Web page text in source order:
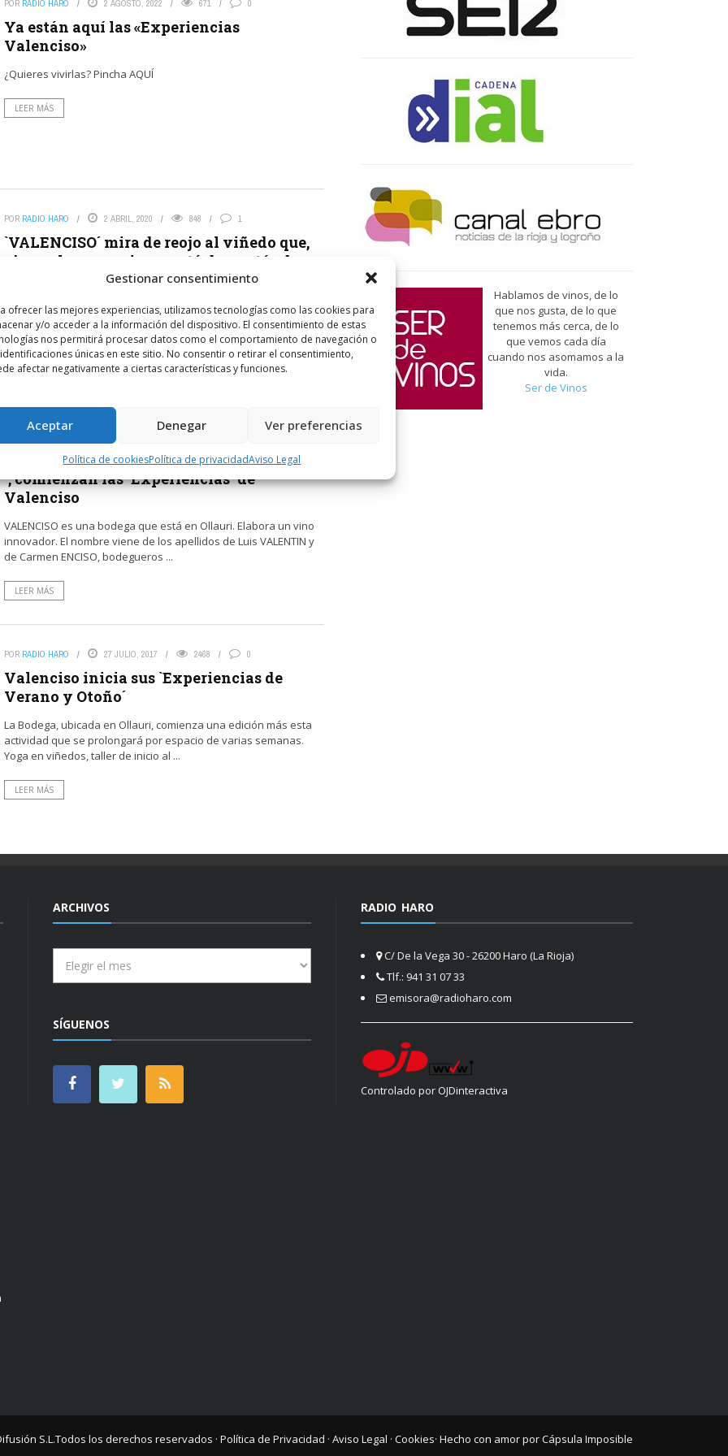
Gestionar consentimiento
ofrecer las mejores experiencias, utilizamos tecnologías como las cookies para
y/o acceder a la información del dispositivo. El consentimiento de estas
nos permitirá procesar datos como el comportamiento de navegación o
únicas en este sitio. No consentir o retirar el consentimiento,
afectar negativamente a ciertas características y funciones.
Aceptar Denegar Ver preferencias
Política de cookiesPolítica de privacidadAviso Legal
POR RADIO HARO 2 AGOSTO, 2022 671 0
Ya están aquí las «Experiencias
Valenciso»
¿Quieres vivirlas? Pincha AQUÍ
LEER MÁS
POR RADIO HARO 2 ABRIL, 2020 848 1
`VALENCISO´ mira de reojo al viñedo que,
ajeno al coronavirus, «está despertándose
tras la parada invernal»
Desde la bodega nos recuerdan que «en los meses pasados
llovió mucho en La Rioja Alta, la tierra tiene agua acumulada,
así que esperamos que en ...
LEER MÁS
Con `Yoga al aire libre frente a los viñedos
´, comienzan las `Experiencias´ de
Valenciso
VALENCISO es una bodega que está en Ollauri. Elabora un vino
innovador. El nombre viene de los apellidos de Luis VALENTIN y
de Carmen ENCISO, bodegueros ...
LEER MÁS
POR RADIO HARO 27 JULIO, 2017 2468 0
Valenciso inicia sus `Experiencias de
Verano y Otoño´
La Bodega, ubicada en Ollauri, comienza una edición más esta
actividad que se prolongará por espacio de varias semanas.
Yoga en viñedos, taller de inicio al ...
LEER MÁS
Hablamos de vinos, de lo
que nos gusta, de lo que
tenemos más cerca, de lo
que vemos cada día
cuando nos asomamos a la
vida.
Ser de Vinos
ARCHIVOS
SÍGUENOS
RADIO HARO
C/ De la Vega 30 - 26200 Haro (La Rioja)
Tlf.: 941 31 07 33
emisora@radioharo.com
Controlado por OJDinteractiva
S.L.Todos los derechos reservados · Política de Privacidad · Aviso Legal · Cookies· Hecho con amor porCápsula Imposible